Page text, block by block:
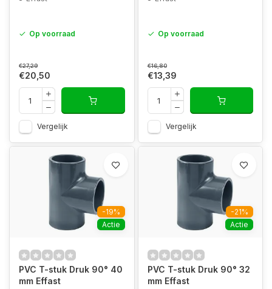
Op voorraad
€27,29
€20,50
Vergelijk
Op voorraad
€16,80
€13,39
Vergelijk
-19%
Actie
PVC T-stuk Druk 90° 40
mm Effast
-21%
Actie
PVC T-stuk Druk 90° 32
mm Effast